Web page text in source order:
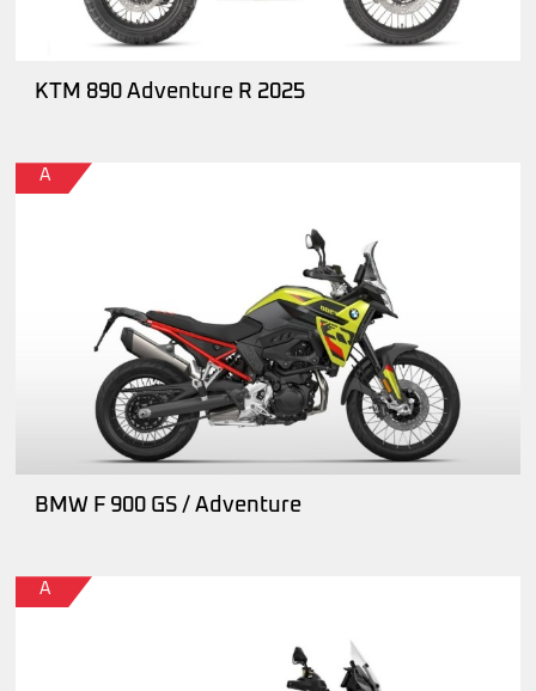
KTM 890 Adventure R 2025
A
BMW F 900 GS / Adventure
A